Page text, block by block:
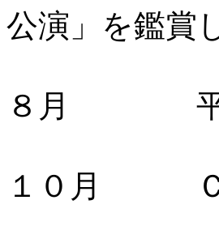
公演」を鑑賞
８月 平成
１０月 Ｃ．